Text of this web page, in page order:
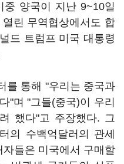
중 양국이 지난 9~10일
린 무역협상에서도 합
드 트럼프 미국 대통령
를 통해 "우리는 중국과
"며 "그들(중국)이 우리
했다"고 주장했다. 그
의 수백억달러의 관세
들은 미국에서 구매할